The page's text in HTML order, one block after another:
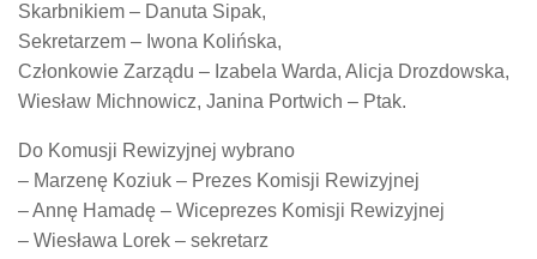
Skarbnikiem – Danuta Sipak,
Sekretarzem – Iwona Kolińska,
Członkowie Zarządu – Izabela Warda, Alicja Drozdowska,
Wiesław Michnowicz, Janina Portwich – Ptak.
Do Komusji Rewizyjnej wybrano
– Marzenę Koziuk – Prezes Komisji Rewizyjnej
– Annę Hamadę – Wiceprezes Komisji Rewizyjnej
– Wiesława Lorek – sekretarz